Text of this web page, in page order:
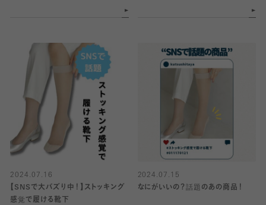
2024.07.16
【SNSで大バズり中！】ストッキング
感覚で履ける靴下
2024.07.15
なにがいいの？話題のあの商品！